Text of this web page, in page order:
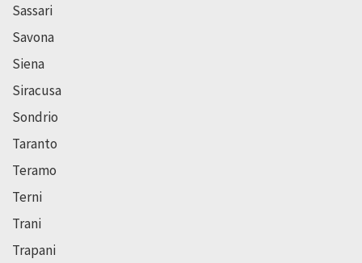
Sassari
Savona
Siena
Siracusa
Sondrio
Taranto
Teramo
Terni
Trani
Trapani